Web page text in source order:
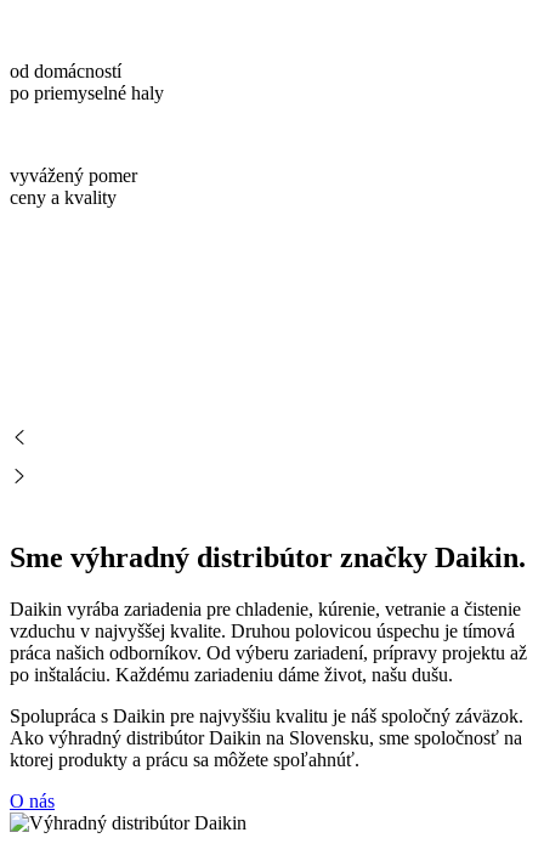
od domácností
po priemyselné haly
vyvážený pomer
ceny a kvality
Sme výhradný distribútor značky Daikin.
Daikin vyrába zariadenia pre chladenie, kúrenie, vetranie a čistenie
vzduchu v najvyššej kvalite. Druhou polovicou úspechu je tímová
práca našich odborníkov. Od výberu zariadení, prípravy projektu až
po inštaláciu. Každému zariadeniu dáme život, našu dušu.
Spolupráca s Daikin pre najvyššiu kvalitu je náš spoločný záväzok.
Ako výhradný distribútor Daikin na Slovensku, sme spoločnosť na
ktorej produkty a prácu sa môžete spoľahnúť.
O nás